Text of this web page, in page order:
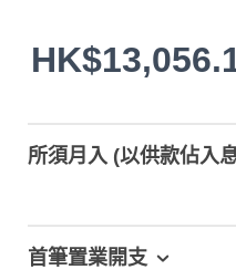
所須月入 (以供款佔入
首筆置業開支